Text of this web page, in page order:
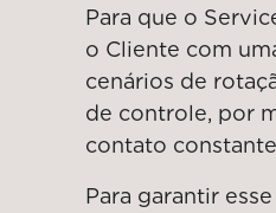
Para que o
o Cliente com
cenários de
de controle, por
contato
Para garantir